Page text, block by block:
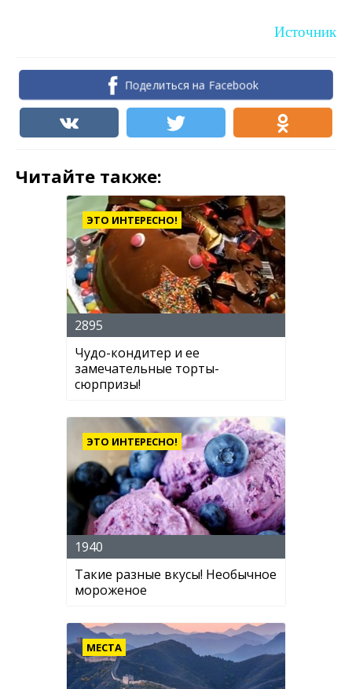
Источник
Поделиться на Facebook
Читайте также:
ЭТО ИНТЕРЕСНО!
2895
Чудо-кондитер и ее
замечательные торты-
сюрпризы!
ЭТО ИНТЕРЕСНО!
1940
Такие разные вкусы! Необычное
мороженое
МЕСТА